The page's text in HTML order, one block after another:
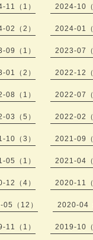
11（1） 2024-10（
02（2） 2024-01（
09（1） 2023-07（
01（2） 2022-12（
08（1） 2022-07（
03（5） 2022-02（
10（3） 2021-09（
05（1） 2021-04（
12（4） 2020-11（
（12） 2020-04
11（1） 2019-10（